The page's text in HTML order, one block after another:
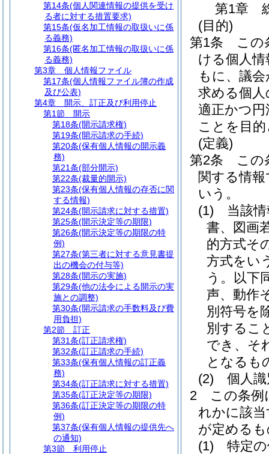
第1章
(目的)
第1条
この
ける個人
もに、議
求める個
適正かつ
ことを目
(定義)
第2条
この
関する情
いう。
(1)
当該
書、図画
的方式そ
方式をい
う。以下
声、動作
別符号を
別するこ
でき、そ
となるも
(2)
個人
2
この条例
れかに該
が定める
(1)
特定
第14条(個人関連情報の提供を受け
る者に対する措置要求)
第15条(仮名加工情報の取扱いに係
る義務)
第16条(匿名加工情報の取扱いに係
る義務)
第3章
個人情報ファイル
第17条(個人情報ファイル簿の作成
及び公表)
第4章
開示、訂正及び利用停止
第1節
開示
第18条(開示請求権)
第19条(開示請求の手続)
第20条(保有個人情報の開示義
務)
第21条(部分開示)
第22条(裁量的開示)
第23条(保有個人情報の存否に関
する情報)
第24条(開示請求に対する措置)
第25条(開示決定等の期限)
第26条(開示決定等の期限の特
例)
第27条(第三者に対する意見書提
出の機会の付与等)
第28条(開示の実施)
第29条(他の法令による開示の実
施との調整)
第30条(開示請求の手数料及び費
用負担)
第2節
訂正
第31条(訂正請求権)
第32条(訂正請求の手続)
第33条(保有個人情報の訂正義
務)
第34条(訂正請求に対する措置)
第35条(訂正決定等の期限)
第36条(訂正決定等の期限の特
例)
第37条(保有個人情報の提供先へ
の通知)
第3節
利用停止